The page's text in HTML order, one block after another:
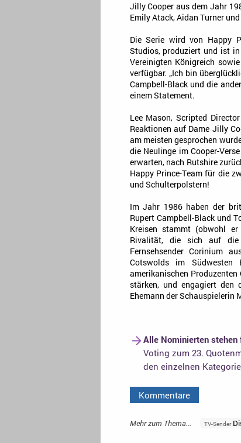
Jilly Cooper aus dem Jahr
Emily Atack, Aidan Turner
Die Serie wird von Happy
Studios, produziert und ist
Vereinigten Königreich
verfügbar. „Ich bin
Campbell-Black und die
einem Statement.
Lee Mason, Scripted
Reaktionen auf Dame Jilly
am meisten gesprochen
die Neulinge im Cooper-
erwarten, nach Rutshire
Happy Prince-Team für die
und Schulterpolstern!
Im Jahr 1986 haben der
Rupert Campbell-Black und
Kreisen stammt (obwohl
Rivalität, die sich auf die
Fernsehsender Corinium
Cotswolds im
amerikanischen
stärken, und engagiert den
Ehemann der Schauspielerin
Alle Nominierten
Voting zum 23.
den einzelnen
Kommentare
Mehr zum Thema... TV-Sender